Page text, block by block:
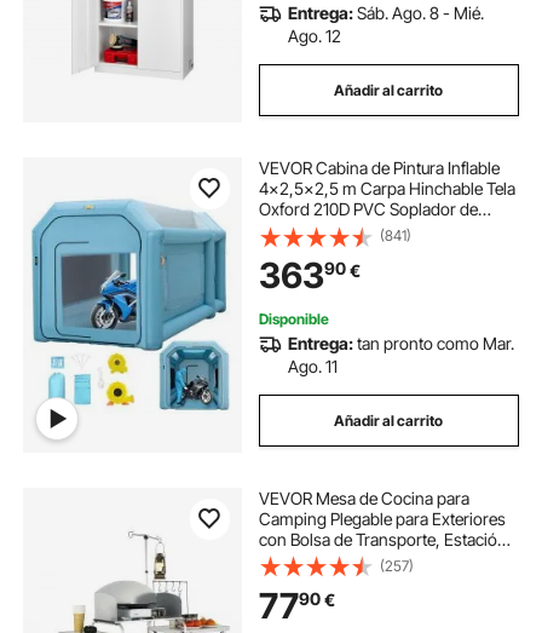
Entrega:Sáb. Ago. 8 - Mié.
Ago. 12
Añadir al carrito
VEVOR Cabina de Pintura Inflable
4x2,5x2,5 m Carpa Hinchable Tela
Oxford 210D PVC Soplador de
Inflado 680W Ventilador 330W
Cabina de Garaje Inflable Portátil
Azul Carpa para Automóvil
Camping Feria
(841)
36390€
Disponible
Entrega:tan pronto como Mar.
Ago. 11
Añadir al carrito
VEVOR Mesa de Cocina para
Camping Plegable para Exteriores
con Bolsa de Transporte, Estación
de Cocina de Aluminio, 1 Armario y
Parabrisas Desmontable, Montaje
Rápido para Pícnics, Barbacoas,
Negro
(257)
7790€